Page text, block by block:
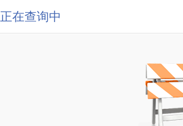
正在查询中